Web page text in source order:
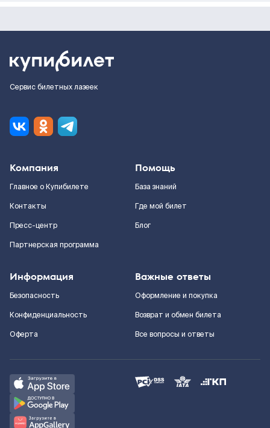
Сервис билетных лазеек
Компания
Главное о Купибилете
Контакты
Пресс-центр
Партнерская программа
Помощь
База знаний
Где мой билет
Блог
Информация
Безопасность
Конфиденциальность
Оферта
Важные ответы
Оформление и покупка
Возврат и обмен билета
Все вопросы и ответы